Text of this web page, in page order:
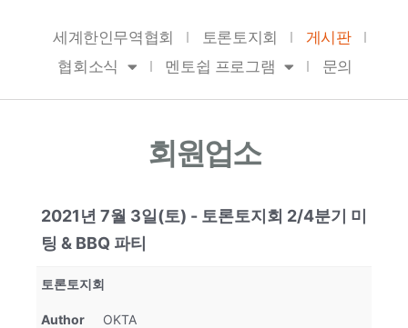
세계한인무역협회 토론토지회
게시판
협회소식
멘토쉽 프로그램 문의
회원업소
2021년 7월 3일(토) - 토론토지회 2/4분기 미
팅 & BBQ 파티
토론토지회
Author OKTA